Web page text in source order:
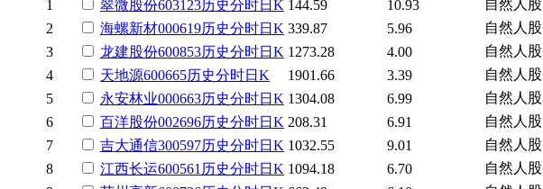
1
翠微股份603123历史分时日K 144.59 10.93 自然人股
2
海螺新材000619历史分时日K 339.87 5.96 自然人股
3
龙建股份600853历史分时日K 1273.28 4.00 自然人股
4
天地源600665历史分时日K 1901.66 3.39 自然人股
5
永安林业000663历史分时日K 1304.08 6.99 自然人股
6
百洋股份002696历史分时日K 208.31 6.91 自然人股
7
吉大通信300597历史分时日K 1032.55 9.01 自然人股
8
江西长运600561 历史分时日K 1094.18 6.70 自然人股